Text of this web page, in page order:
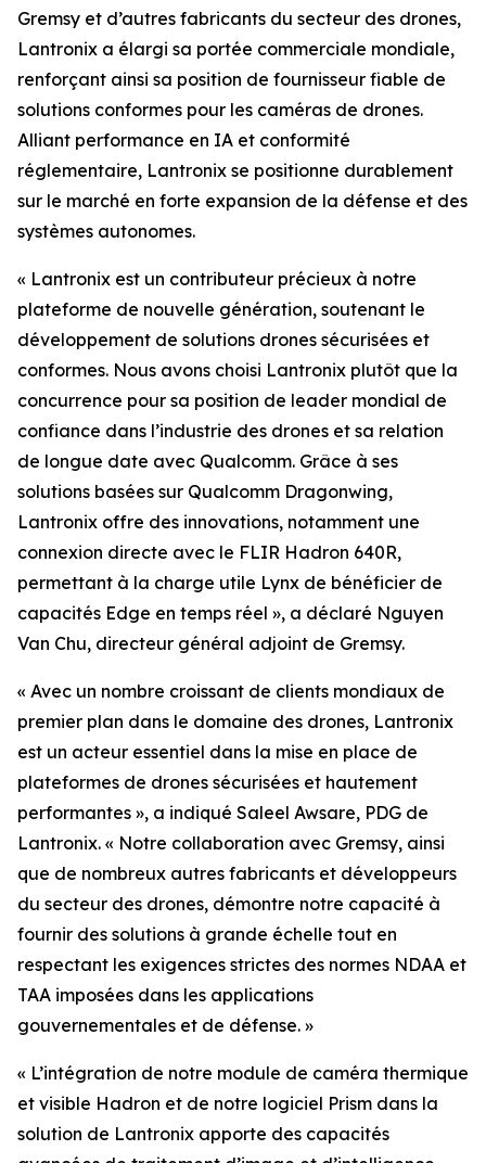
Gremsy et d’autres fabricants du secteur des drones,
Lantronix a élargi sa portée commerciale mondiale,
renforçant ainsi sa position de fournisseur fiable de
solutions conformes pour les caméras de drones.
Alliant performance en IA et conformité
réglementaire, Lantronix se positionne durablement
sur le marché en forte expansion de la défense et des
systèmes autonomes.
« Lantronix est un contributeur précieux à notre
plateforme de nouvelle génération, soutenant le
développement de solutions drones sécurisées et
conformes. Nous avons choisi Lantronix plutôt que la
concurrence pour sa position de leader mondial de
confiance dans l’industrie des drones et sa relation
de longue date avec Qualcomm. Grâce à ses
solutions basées sur Qualcomm Dragonwing,
Lantronix offre des innovations, notamment une
connexion directe avec le FLIR Hadron 640R,
permettant à la charge utile Lynx de bénéficier de
capacités Edge en temps réel », a déclaré Nguyen
Van Chu, directeur général adjoint de Gremsy.
« Avec un nombre croissant de clients mondiaux de
premier plan dans le domaine des drones, Lantronix
est un acteur essentiel dans la mise en place de
plateformes de drones sécurisées et hautement
performantes », a indiqué Saleel Awsare, PDG de
Lantronix. « Notre collaboration avec Gremsy, ainsi
que de nombreux autres fabricants et développeurs
du secteur des drones, démontre notre capacité à
fournir des solutions à grande échelle tout en
respectant les exigences strictes des normes NDAA et
TAA imposées dans les applications
gouvernementales et de défense. »
« L’intégration de notre module de caméra thermique
et visible Hadron et de notre logiciel Prism dans la
solution de Lantronix apporte des capacités